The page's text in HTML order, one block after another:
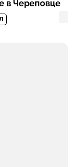
в Череповце